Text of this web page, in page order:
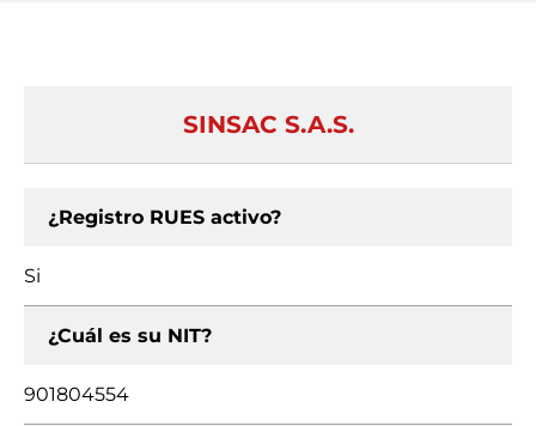
SINSAC S.A.S.
¿Registro RUES activo?
Si
¿Cuál es su NIT?
901804554